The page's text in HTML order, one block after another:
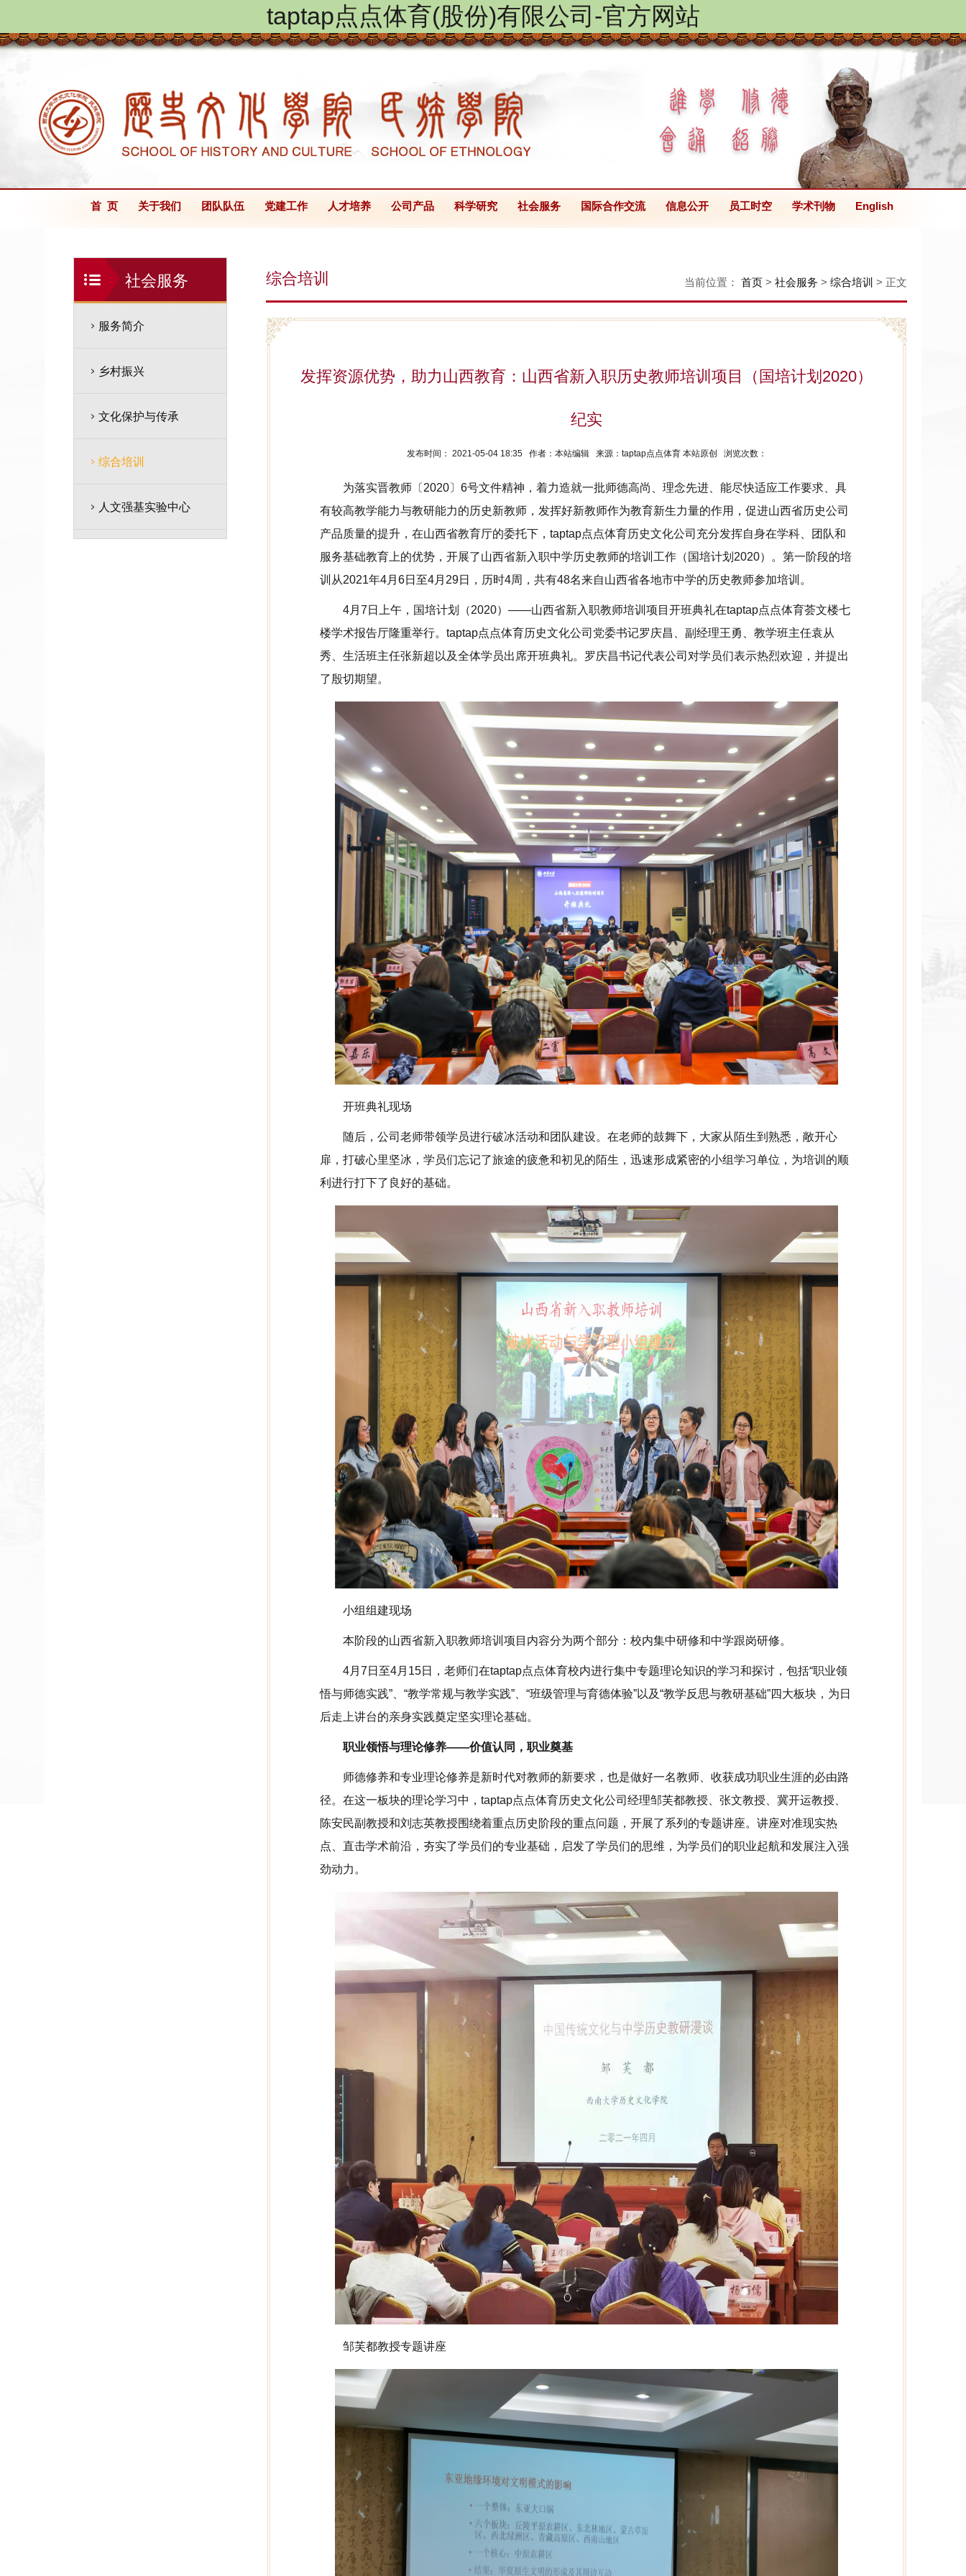
taptap点点体育(股份)有限公司-官方网站
首 页 关于我们 团队队伍 党建工作 人才培养 公司产品 科学研究 社会服务 国际合作交流 信息公开 员工时空 学术刊物 English
社会服务
服务简介
乡村振兴
文化保护与传承
综合培训
人文强基实验中心
综合培训 当前位置： 首页 > 社会服务 > 综合培训 > 正文
发挥资源优势，助力山西教育：山西省新入职历史教师培训项目（国培计划2020）
纪实
发布时间： 2021-05-04 18:35 作者：本站编辑 来源：taptap点点体育 本站原创 浏览次数：
为落实晋教师〔2020〕6号文件精神，着力造就一批师德高尚、理念先进、能尽快适应工作要求、具
有较高教学能力与教研能力的历史新教师，发挥好新教师作为教育新生力量的作用，促进山西省历史公司
产品质量的提升，在山西省教育厅的委托下，taptap点点体育历史文化公司充分发挥自身在学科、团队和
服务基础教育上的优势，开展了山西省新入职中学历史教师的培训工作（国培计划2020）。第一阶段的培
训从2021年4月6日至4月29日，历时4周，共有48名来自山西省各地市中学的历史教师参加培训。
4月7日上午，国培计划（2020）——山西省新入职教师培训项目开班典礼在taptap点点体育荟文楼七
楼学术报告厅隆重举行。taptap点点体育历史文化公司党委书记罗庆昌、副经理王勇、教学班主任袁从
秀、生活班主任张新超以及全体学员出席开班典礼。罗庆昌书记代表公司对学员们表示热烈欢迎，并提出
了殷切期望。
开班典礼现场
随后，公司老师带领学员进行破冰活动和团队建设。在老师的鼓舞下，大家从陌生到熟悉，敞开心
扉，打破心里坚冰，学员们忘记了旅途的疲惫和初见的陌生，迅速形成紧密的小组学习单位，为培训的顺
利进行打下了良好的基础。
小组组建现场
本阶段的山西省新入职教师培训项目内容分为两个部分：校内集中研修和中学跟岗研修。
4月7日至4月15日，老师们在taptap点点体育校内进行集中专题理论知识的学习和探讨，包括“职业领
悟与师德实践”、“教学常规与教学实践”、“班级管理与育德体验”以及“教学反思与教研基础”四大板块，为日
后走上讲台的亲身实践奠定坚实理论基础。
职业领悟与理论修养——价值认同，职业奠基
师德修养和专业理论修养是新时代对教师的新要求，也是做好一名教师、收获成功职业生涯的必由路
径。在这一板块的理论学习中，taptap点点体育历史文化公司经理邹芙都教授、张文教授、冀开运教授、
陈安民副教授和刘志英教授围绕着重点历史阶段的重点问题，开展了系列的专题讲座。讲座对准现实热
点、直击学术前沿，夯实了学员们的专业基础，启发了学员们的思维，为学员们的职业起航和发展注入强
劲动力。
邹芙都教授专题讲座